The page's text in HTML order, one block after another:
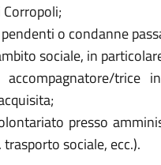
o condanne
sociale, in
trice
presso
sociale, ecc.).